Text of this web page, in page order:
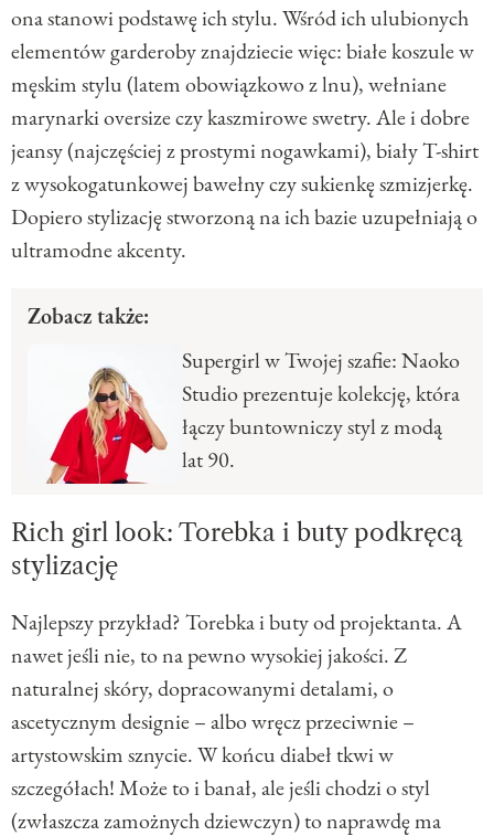
ona stanowi podstawę ich stylu. Wśród ich ulubionych
elementów garderoby znajdziecie więc: białe koszule w
męskim stylu (latem obowiązkowo z lnu), wełniane
marynarki oversize czy kaszmirowe swetry. Ale i dobre
jeansy (najczęściej z prostymi nogawkami), biały T-shirt
z wysokogatunkowej bawełny czy sukienkę szmizjerkę.
Dopiero stylizację stworzoną na ich bazie uzupełniają o
ultramodne akcenty.
Zobacz także:
Supergirl w Twojej szafie: Naoko
Studio prezentuje kolekcję, która
łączy buntowniczy styl z modą
lat 90.
Rich girl look: Torebka i buty podkręcą
stylizację
Najlepszy przykład? Torebka i buty od projektanta. A
nawet jeśli nie, to na pewno wysokiej jakości. Z
naturalnej skóry, dopracowanymi detalami, o
ascetycznym designie – albo wręcz przeciwnie –
artystowskim sznycie. W końcu diabeł tkwi w
szczegółach! Może to i banał, ale jeśli chodzi o styl
(zwłaszcza zamożnych dziewczyn) to naprawdę ma